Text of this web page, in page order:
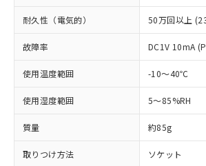
耐久性（電気的） 50万回以上
故障率 DC1V 10mA
使用温度範囲 -10～40℃
使用湿度範囲 5～85%RH
質量 約85g
取りつけ方法 ソケット
在庫状況および標準価格結
事前の承諾なく第三者に漏
示しないようお願いします
マイパーツ機能（部品リス
ビス）をご利用いただくに
メンバーズにご登録されて
登録された部品リストにつ
および当社の共同利用者が
※2 対応予定月
部品在庫の切り替え状況などによ
月が前後することがあります。
※3 非含有証明書ダウンロー
下記の非含有証明書をダウンロー
「ｅ」：有害物質（10物質）の
準値以下であることを示します。
「10」：通常の使用状況下にお
質が外部に漏えいし、環境に深刻
及ぼさない年数を意味します。
「－」：未確認です。当社販売部
い合わせください。
当社は、貴社製品を第三者
場合は、上記1、2および3
該第三者に通知します。ま
販売先および販売に係わる
法に輸出するおそれがある
り引きをいたしません。
機器販売店・当社販売
認ください)
白
受注生産機種、また在
情報を公開していない